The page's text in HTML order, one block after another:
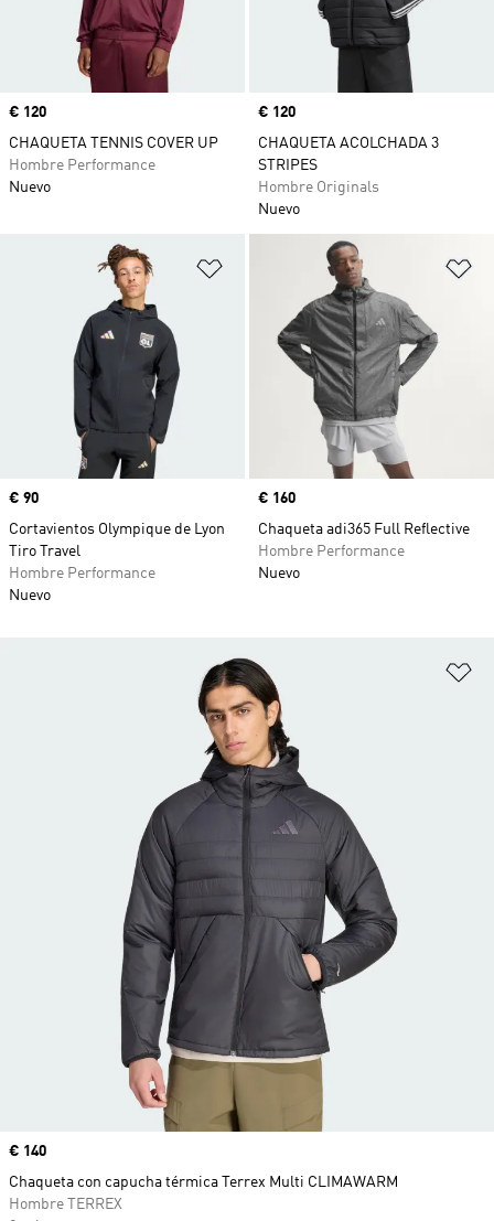
Precio
€ 120
CHAQUETA TENNIS COVER UP
Hombre Performance
Nuevo
Precio
€ 120
CHAQUETA ACOLCHADA 3
STRIPES
Hombre Originals
Nuevo
Añadir a la lista de deseos
Precio
€ 90
Cortavientos Olympique de Lyon
Tiro Travel
Hombre Performance
Nuevo
Precio
€ 160
Chaqueta adi365 Full Reflective
Hombre Performance
Nuevo
Precio
€ 140
Chaqueta con capucha térmica Terrex Multi CLIMAWARM
Hombre TERREX